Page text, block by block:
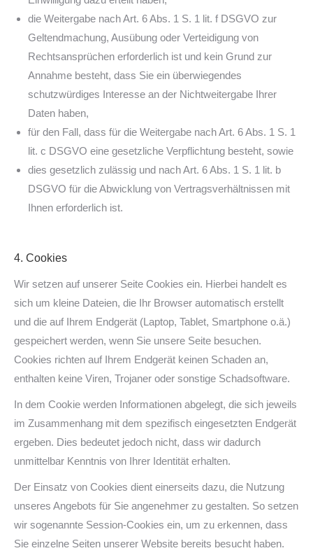
die Weitergabe nach Art. 6 Abs. 1 S. 1 lit. f DSGVO zur
Geltendmachung, Ausübung oder Verteidigung von
Rechtsansprüchen erforderlich ist und kein Grund zur
Annahme besteht, dass Sie ein überwiegendes
schutzwürdiges Interesse an der Nichtweitergabe Ihrer
Daten haben,
für den Fall, dass für die Weitergabe nach Art. 6 Abs. 1 S. 1
lit. c DSGVO eine gesetzliche Verpflichtung besteht, sowie
dies gesetzlich zulässig und nach Art. 6 Abs. 1 S. 1 lit. b
DSGVO für die Abwicklung von Vertragsverhältnissen mit
Ihnen erforderlich ist.
4. Cookies
Wir setzen auf unserer Seite Cookies ein. Hierbei handelt es
sich um kleine Dateien, die Ihr Browser automatisch erstellt
und die auf Ihrem Endgerät (Laptop, Tablet, Smartphone o.ä.)
gespeichert werden, wenn Sie unsere Seite besuchen.
Cookies richten auf Ihrem Endgerät keinen Schaden an,
enthalten keine Viren, Trojaner oder sonstige Schadsoftware.
In dem Cookie werden Informationen abgelegt, die sich jeweils
im Zusammenhang mit dem spezifisch eingesetzten Endgerät
ergeben. Dies bedeutet jedoch nicht, dass wir dadurch
unmittelbar Kenntnis von Ihrer Identität erhalten.
Der Einsatz von Cookies dient einerseits dazu, die Nutzung
unseres Angebots für Sie angenehmer zu gestalten. So setzen
wir sogenannte Session-Cookies ein, um zu erkennen, dass
Sie einzelne Seiten unserer Website bereits besucht haben.